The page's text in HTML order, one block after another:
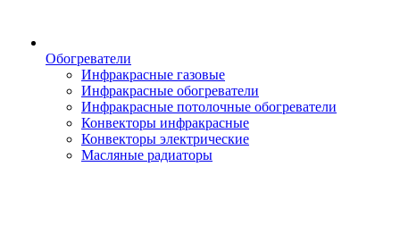
Обогреватели
Инфракрасные газовые
Инфракрасные обогреватели
Инфракрасные потолочные обогреватели
Конвекторы инфракрасные
Конвекторы электрические
Масляные радиаторы